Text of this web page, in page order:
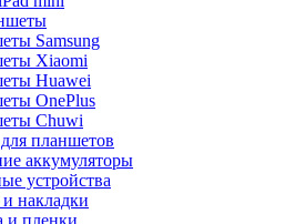
Samsung
Xiaomi
Huawei
OnePlus
Chuwi
планшетов
аккумуляторы
устройства
накладки
и пленки